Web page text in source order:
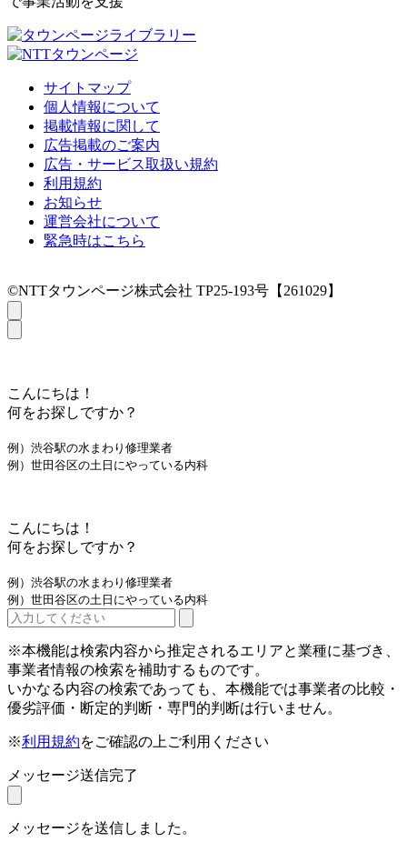
サイトマップ
個人情報について
掲載情報に関して
広告掲載のご案内
広告・サービス取扱い規約
利用規約
お知らせ
運営会社について
緊急時はこちら
©NTTタウンページ株式会社 TP25-193号【261029】
こんにちは！
何をお探しですか？
例）渋谷駅の水まわり修理業者
例）世田谷区の土日にやっている内科
こんにちは！
何をお探しですか？
例）渋谷駅の水まわり修理業者
例）世田谷区の土日にやっている内科
※本機能は検索内容から推定されるエリアと業種に基づき、
事業者情報の検索を補助するものです。
いかなる内容の検索であっても、本機能では事業者の比較・
優劣評価・断定的判断・専門的判断は行いません。
※利用規約をご確認の上ご利用ください
メッセージ送信完了
メッセージを送信しました。